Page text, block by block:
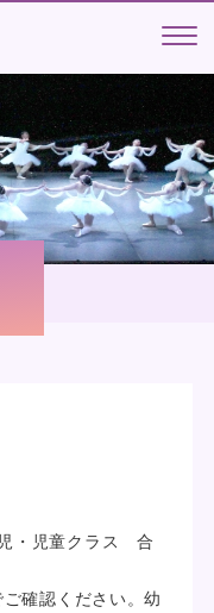
・児童クラス 合
確認ください。幼